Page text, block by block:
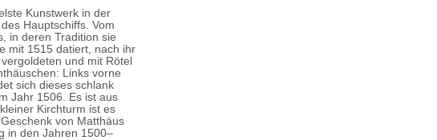
Kunstwerk in der
Hauptschiffs. Vom
in deren Tradition sie
mit 1515 datiert, nach ihr
und mit Rötel
Links vorne
sich dieses schlank
Jahr 1506. Es ist aus
Kirchturm ist es
von Matthäus
in den Jahren 1500–